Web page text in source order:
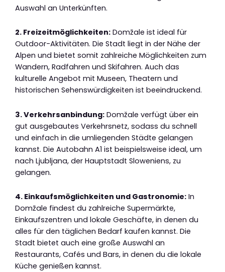
Auswahl an Unterkünften.
2. Freizeitmöglichkeiten: Domžale ist ideal für
Outdoor-Aktivitäten. Die Stadt liegt in der Nähe der
Alpen und bietet somit zahlreiche Möglichkeiten zum
Wandern, Radfahren und Skifahren. Auch das
kulturelle Angebot mit Museen, Theatern und
historischen Sehenswürdigkeiten ist beeindruckend.
3. Verkehrsanbindung: Domžale verfügt über ein
gut ausgebautes Verkehrsnetz, sodass du schnell
und einfach in die umliegenden Städte gelangen
kannst. Die Autobahn A1 ist beispielsweise ideal, um
nach Ljubljana, der Hauptstadt Sloweniens, zu
gelangen.
4. Einkaufsmöglichkeiten und Gastronomie: In
Domžale findest du zahlreiche Supermärkte,
Einkaufszentren und lokale Geschäfte, in denen du
alles für den täglichen Bedarf kaufen kannst. Die
Stadt bietet auch eine große Auswahl an
Restaurants, Cafés und Bars, in denen du die lokale
Küche genießen kannst.